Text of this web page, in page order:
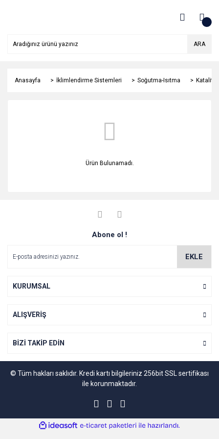
ARA
Anasayfa İklimlendirme Sistemleri Soğutma-Isıtma Katalitik
Ürün Bulunamadı.
Abone ol !
EKLE
KURUMSAL
ALIŞVERİŞ
BİZİ TAKİP EDİN
© Tüm hakları saklıdır. Kredi kartı bilgileriniz 256bit SSL sertifikası
ile korunmaktadır.
ideasoft
e-